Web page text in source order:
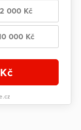
2 000 Kč
000 Kč
Kč